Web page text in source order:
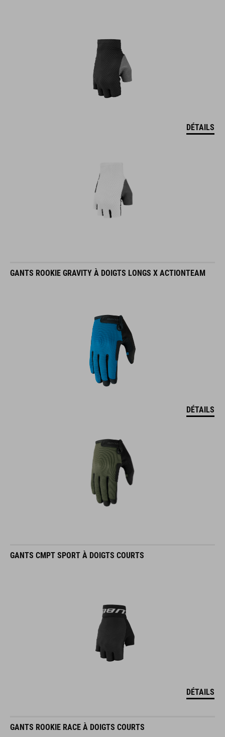
DÉTAILS
GANTS ROOKIE GRAVITY À DOIGTS LONGS X ACTIONTEAM
DÉTAILS
GANTS CMPT SPORT À DOIGTS COURTS
DÉTAILS
GANTS ROOKIE RACE À DOIGTS COURTS